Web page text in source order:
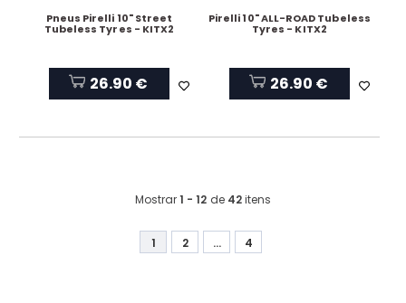
Pneus Pirelli 10" Street
Tubeless Tyres - KITX2
26.90 €
Pirelli 10" ALL-ROAD Tubeless
Tyres - KITX2
26.90 €
Mostrar1 - 12 de 42itens
1 2 ... 4